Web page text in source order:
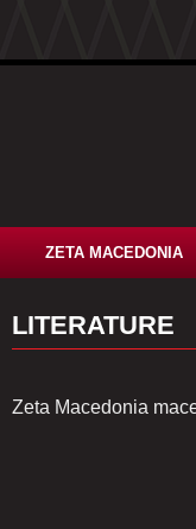
ZETA MACEDONIA
LITERATURE
Zeta Macedonia